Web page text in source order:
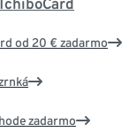
od 20 € zadarmo
zadarmo